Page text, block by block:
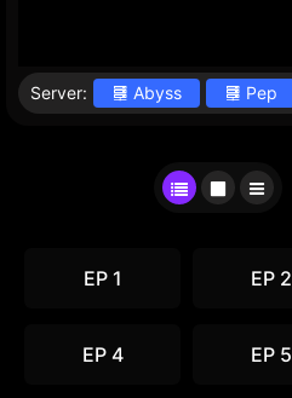
Server: Abyss Pep
EP 1 EP 2
EP 4 EP 5